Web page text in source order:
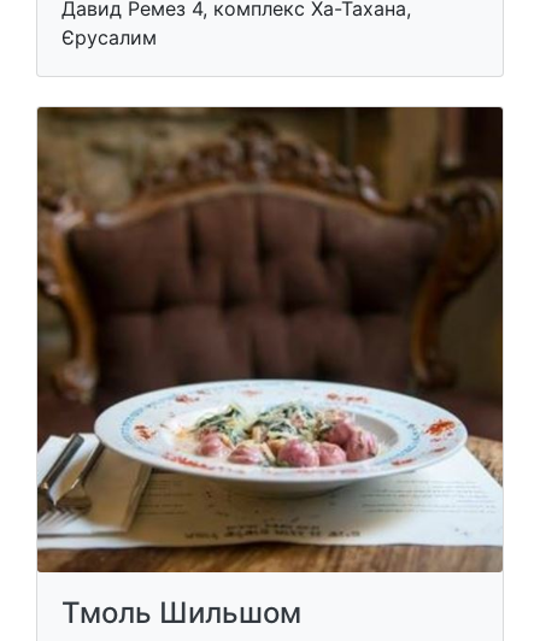
Давид Ремез 4, комплекс Ха-Тахана,
Єрусалим
Тмоль Шильшом